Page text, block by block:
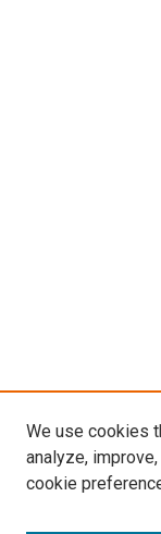
We use cookies
analyze,
cookie